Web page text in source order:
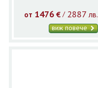
от 1476 €/ 2887 лв.
виж повече